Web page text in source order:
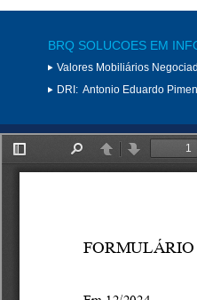
BRQ SOLUCOES EM
Valores Mobiliários
DRI: Antonio Eduardo